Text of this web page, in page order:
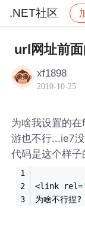
.NET社区
社区 .NET
url网址前
xf1898
2010-10-25
为啥我设置的
游也不行...ie7
代码是这个样子
<link rel=
为啥不行捏?